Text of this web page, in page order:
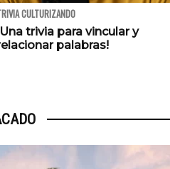
CULTURIZANDO
trivia para vincular y
palabras!